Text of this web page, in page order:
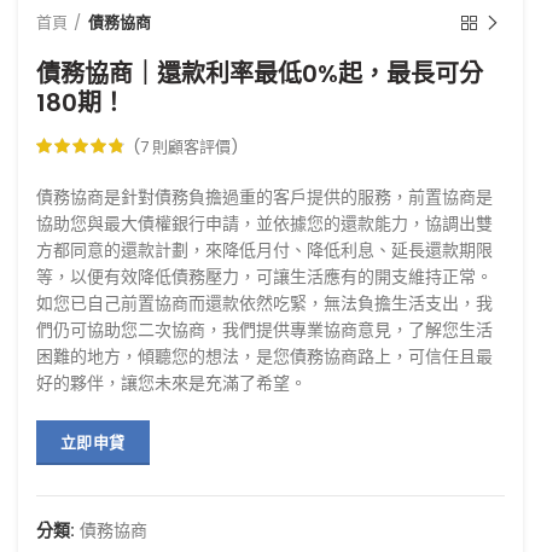
首頁 債務協商
債務協商｜還款利率最低0%起，最長可分
180期！
(7 則顧客評價)
債務協商是針對債務負擔過重的客戶提供的服務，前置協商是
協助您與最大債權銀行申請，並依據您的還款能力，協調出雙
方都同意的還款計劃，來降低月付、降低利息、延長還款期限
等，以便有效降低債務壓力，可讓生活應有的開支維持正常。
如您已自己前置協商而還款依然吃緊，無法負擔生活支出，我
們仍可協助您二次協商，我們提供專業協商意見，了解您生活
困難的地方，傾聽您的想法，是您債務協商路上，可信任且最
好的夥伴，讓您未來是充滿了希望。
分類: 債務協商